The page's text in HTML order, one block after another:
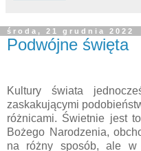
środa, 21 grudnia 2022
Podwójne święta
Kultury świata
zaskakującymi
różnicami. Świetnie jest
Bożego Narodzenia,
na różny sposób, ale w